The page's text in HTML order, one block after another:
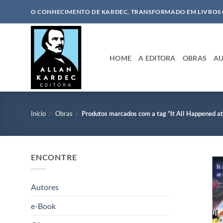
O CONHECIMENTO DE KARDEC, TRANSFORMADO EM
HOME A EDITORA OBRAS
Início / Obras / Produtos marcados com a tag “It All Happened
ENCONTRE
Autores
e-Book